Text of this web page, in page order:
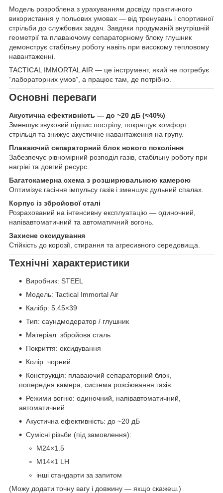
Модель розроблена з урахуванням досвіду практичного
використання у польових умовах — від тренувань і спортивної
стрільби до службових задач. Завдяки продуманій внутрішній
геометрії та плаваючому сепараторному блоку глушник
демонструє стабільну роботу навіть при високому тепловому
навантаженні.
TACTICAL IMMORTAL AIR — це інструмент, який не потребує
“лабораторних умов”, а працює там, де потрібно.
Основні переваги
Акустична ефективність — до ~20 дБ (≈40%)
Зменшує звуковий підпис пострілу, покращує комфорт
стрільця та знижує акустичне навантаження на групу.
Плаваючий сепараторний блок нового покоління
Забезпечує рівномірний розподіл газів, стабільну роботу при
нагріві та довгий ресурс.
Багатокамерна схема з розширювальною камерою
Оптимізує гасіння імпульсу газів і зменшує дульний спалах.
Корпус із збройової сталі
Розрахований на інтенсивну експлуатацію — одиночний,
напівавтоматичний та автоматичний вогонь.
Захисне оксидування
Стійкість до корозії, стирання та агресивного середовища.
Технічні характеристики
Виробник: STEEL
Модель: Tactical Immortal Air
Калібр: 5.45×39
Тип: саундмодератор / глушник
Матеріал: збройова сталь
Покриття: оксидування
Колір: чорний
Конструкція: плаваючий сепараторний блок,
попередня камера, система розсіювання газів
Режими вогню: одиночний, напівавтоматичний,
автоматичний
Акустична ефективність: до ~20 дБ
Сумісні різьби (під замовлення):
M24×1.5
M14×1 LH
інші стандарти за запитом
(Можу додати точну вагу і довжину — якщо скажеш.)